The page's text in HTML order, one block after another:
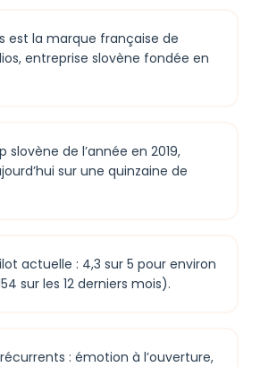
est la marque française de
entreprise slovène fondée en
slovène de l’année en 2019,
sur une quinzaine de
actuelle : 4,3 sur 5 pour environ
sur les 12 derniers mois).
: émotion à l’ouverture,